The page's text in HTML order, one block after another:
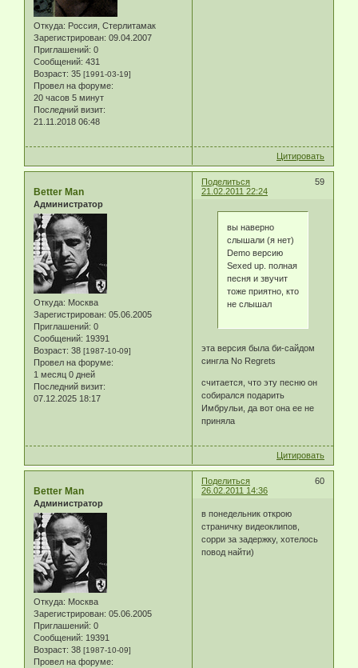
Откуда: Россия, Стерлитамак
Зарегистрирован: 09.04.2007
Приглашений: 0
Сообщений: 431
Возраст: 35 [1991-03-19]
Провел на форуме:
20 часов 5 минут
Последний визит:
21.11.2018 06:48
Цитировать
Поделиться
59
21.02.2011 22:24
Better Man
Администратор
Откуда: Москва
Зарегистрирован: 05.06.2005
Приглашений: 0
Сообщений: 19391
Возраст: 38 [1987-10-09]
Провел на форуме:
1 месяц 0 дней
Последний визит:
07.12.2025 18:17
вы наверно
слышали (я нет)
Demo версию
Sexed up. полная
песня и звучит
тоже приятно, кто
не слышал
эта версия была би-сайдом
сингла No Regrets
считается, что эту песню он
собирался подарить
Имбрульи, да вот она ее не
приняла
Цитировать
Поделиться
60
26.02.2011 14:36
Better Man
Администратор
Откуда: Москва
Зарегистрирован: 05.06.2005
Приглашений: 0
Сообщений: 19391
Возраст: 38 [1987-10-09]
Провел на форуме:
в понедельник открою
страничку видеоклипов,
сорри за задержку, хотелось
повод найти)